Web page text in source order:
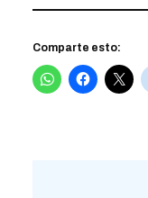
Comparte esto: